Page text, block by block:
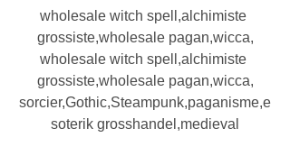
wholesale witch spell,alchimiste
grossiste,wholesale pagan,wicca,
wholesale witch spell,alchimiste
grossiste,wholesale pagan,wicca,
sorcier,Gothic,Steampunk,paganisme,e
soterik grosshandel,medieval